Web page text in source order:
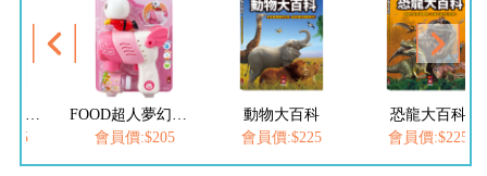
會員價:$205
動物大百科
會員價:$225
恐龍大百科
會員價:$225